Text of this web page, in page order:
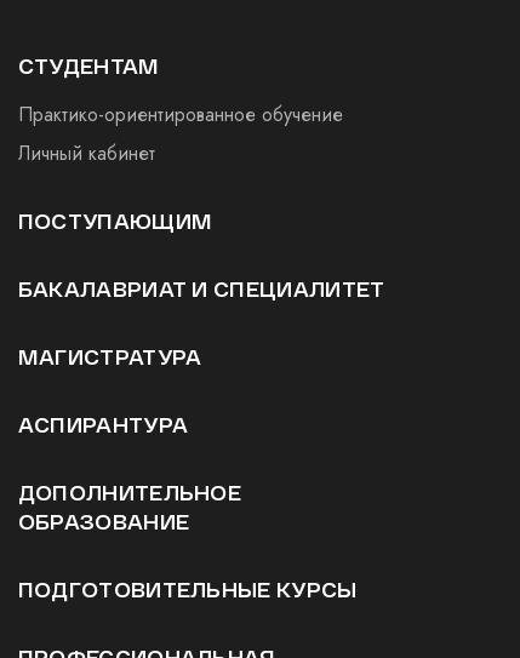
СТУДЕНТАМ
Практико-ориентированное обучение
Личный кабинет
ПОСТУПАЮЩИМ
БАКАЛАВРИАТ И СПЕЦИАЛИТЕТ
МАГИСТРАТУРА
АСПИРАНТУРА
ДОПОЛНИТЕЛЬНОЕ
ОБРАЗОВАНИЕ
ПОДГОТОВИТЕЛЬНЫЕ КУРСЫ